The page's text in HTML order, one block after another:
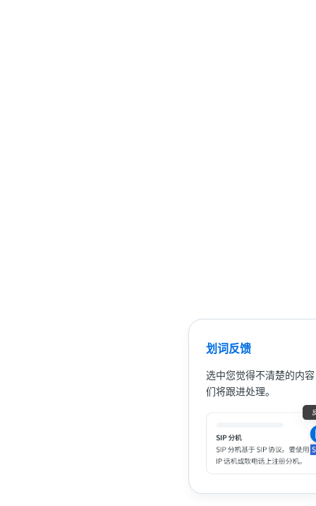
划词反馈
选中您觉得不清楚的内
们将跟进处理。